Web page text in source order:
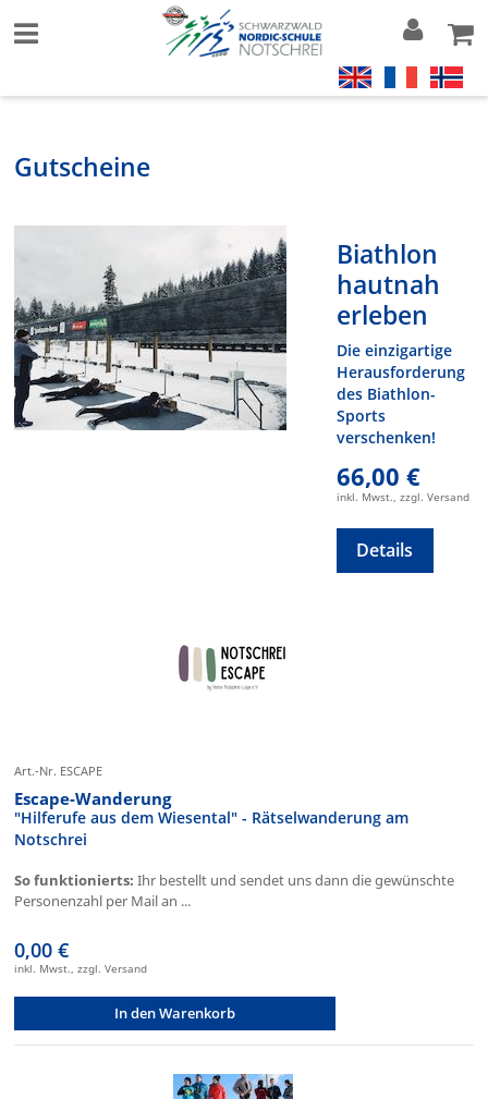
Gutscheine
Biathlon
hautnah
erleben
Die einzigartige
Herausforderung
des Biathlon-
Sports
verschenken!
66,00 €
inkl. Mwst., zzgl. Versand
Details
Art.-Nr. ESCAPE
Escape-Wanderung
"Hilferufe aus dem Wiesental" - Rätselwanderung am
Notschrei
So funktionierts: Ihr bestellt und sendet uns dann die gewünschte
Personenzahl per Mail an ...
0,00 €
inkl. Mwst., zzgl. Versand
In den Warenkorb